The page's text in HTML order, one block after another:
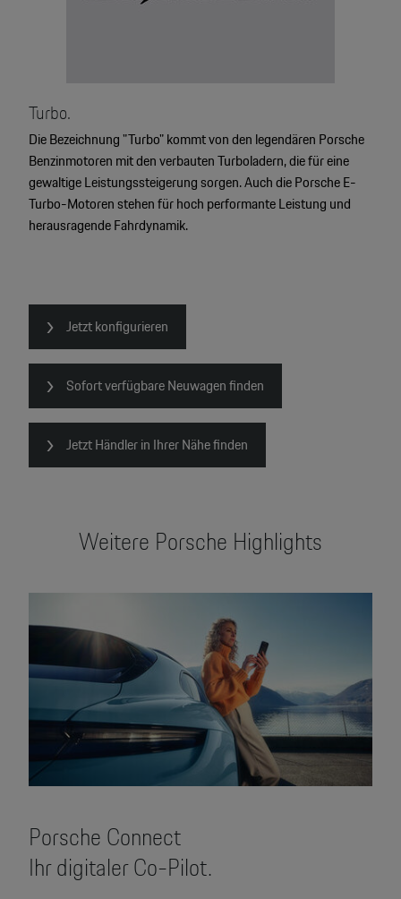
Turbo.
Die Bezeichnung "Turbo" kommt von den legendären Porsche
Benzinmotoren mit den verbauten Turboladern, die für eine
gewaltige Leistungssteigerung sorgen. Auch die Porsche E-
Turbo-Motoren stehen für hoch performante Leistung und
herausragende Fahrdynamik.
Jetzt konfigurieren
Sofort verfügbare Neuwagen finden
Jetzt Händler in Ihrer Nähe finden
Weitere Porsche Highlights
Porsche Connect
Ihr digitaler Co-Pilot.
2